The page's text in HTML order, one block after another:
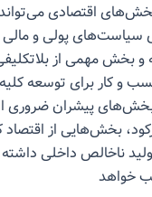
اقتصادی
سیاست‌های پولی و مالی
بخش مهمی از بلاتکلیفی
کار برای توسعه
بخش‌های پیشران ضروری
بخش‌هایی از اقتصاد
ناخالص داخلی
خواهد